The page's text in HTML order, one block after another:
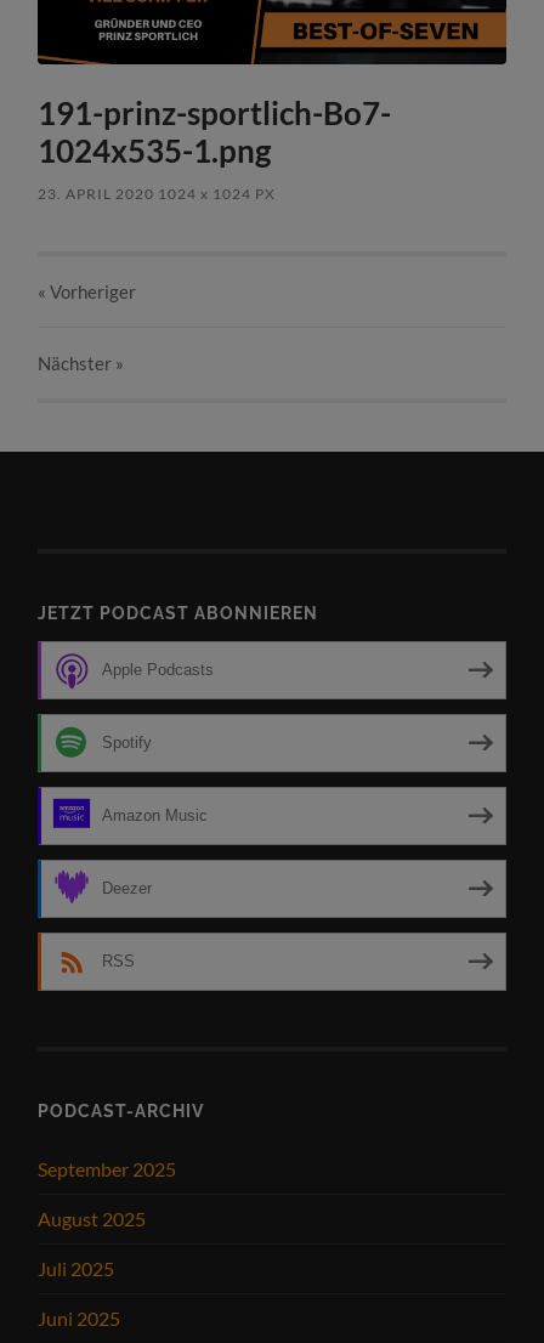
191-prinz-sportlich-Bo7-
1024x535-1.png
23. APRIL 2020 1024x 1024 PX
« Vorheriger
Nächster »
JETZT PODCAST ABONNIEREN
Apple Podcasts
Spotify
Amazon Music
Deezer
RSS
PODCAST-ARCHIV
September 2025
August 2025
Juli 2025
Juni 2025